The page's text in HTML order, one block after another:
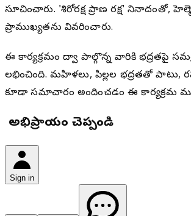
సూచించారు. 'శిరోరక్ష ప్రాణ రక్ష' నినాదంతో,
ప్రాముఖ్యతను వివరించారు.
ఈ కార్యక్రమం ద్వారా పాల్గొన్న వారికి భద్రతపై
లభించింది. మహిళలు, పిల్లల భద్రతతో పాటు,
కూడా సమాచారం అందించడం ఈ కార్యక్రమ
మీ అభిప్రాయం చెప్పండి
Sign in